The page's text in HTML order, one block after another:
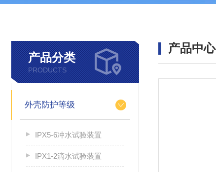
产品分类
PRODUCTS
外壳防护等级
IPX5-6冲水试验装置
IPX1-2滴水试验装置
产品中心